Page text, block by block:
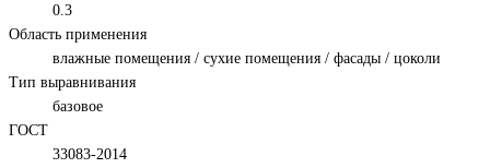
0.3
Область применения
влажные помещения / сухие помещения / фасады / цоколи
Тип выравнивания
базовое
ГОСТ
33083-2014